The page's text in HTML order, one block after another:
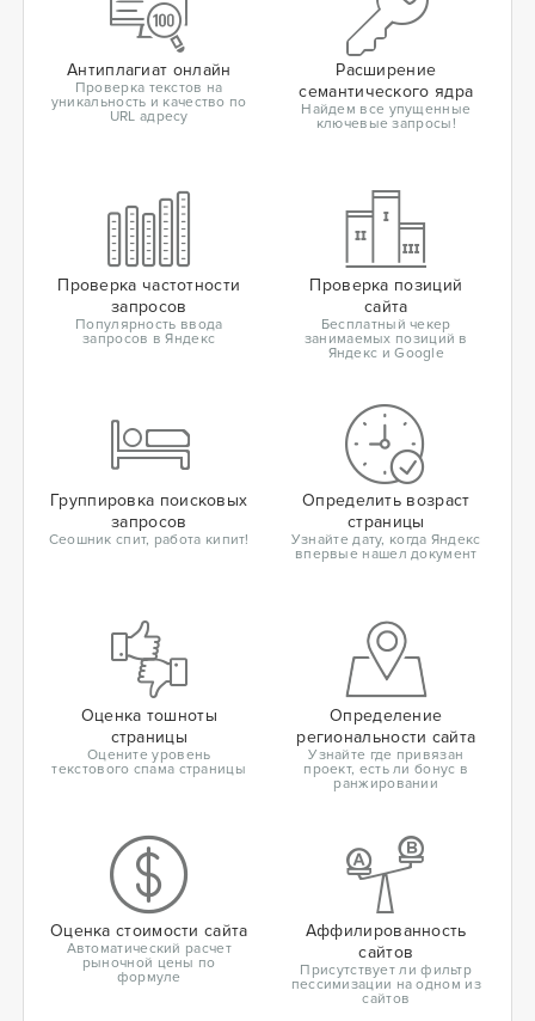
Антиплагиат онлайн
Проверка текстов на
уникальность и качество по
URL адресу
Расширение
семантического ядра
Найдем все упущенные
ключевые запросы!
Проверка частотности
запросов
Популярность ввода
запросов в Яндекс
Проверка позиций
сайта
Бесплатный чекер
занимаемых позиций в
Яндекс и Google
Группировка поисковых
запросов
Сеошник спит, работа кипит!
Определить возраст
страницы
Узнайте дату, когда Яндекс
впервые нашел документ
Оценка тошноты
страницы
Оцените уровень
текстового спама страницы
Определение
региональности сайта
Узнайте где привязан
проект, есть ли бонус в
ранжировании
Оценка стоимости сайта
Автоматический расчет
рыночной цены по
формуле
Аффилированность
сайтов
Присутствует ли фильтр
пессимизации на одном из
сайтов